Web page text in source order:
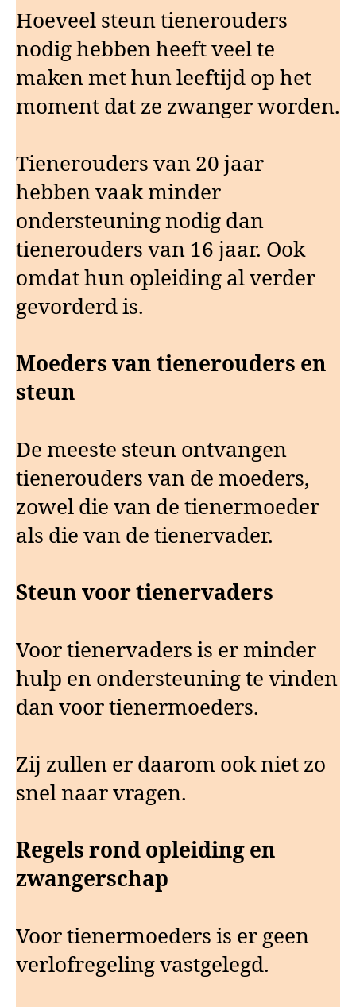
Hoeveel steun tienerouders
nodig hebben heeft veel te
maken met hun leeftijd op het
moment dat ze zwanger worden.
Tienerouders van 20 jaar
hebben vaak minder
ondersteuning nodig dan
tienerouders van 16 jaar. Ook
omdat hun opleiding al verder
gevorderd is.
Moeders van tienerouders en
steun
De meeste steun ontvangen
tienerouders van de moeders,
zowel die van de tienermoeder
als die van de tienervader.
Steun voor tienervaders
Voor tienervaders is er minder
hulp en ondersteuning te vinden
dan voor tienermoeders.
Zij zullen er daarom ook niet zo
snel naar vragen.
Regels rond opleiding en
zwangerschap
Voor tienermoeders is er geen
verlofregeling vastgelegd.